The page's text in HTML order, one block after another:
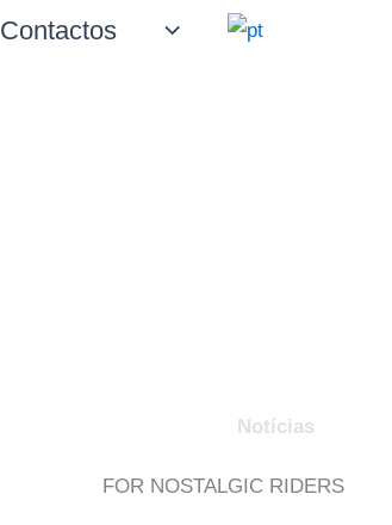
Contactos
Notícias
FOR NOSTALGIC RIDERS